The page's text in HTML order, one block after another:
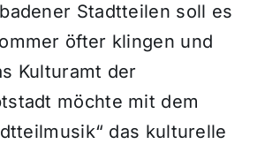
Stadtteilen soll es
öfter klingen und
Kulturamt der
möchte mit dem
das kulturelle